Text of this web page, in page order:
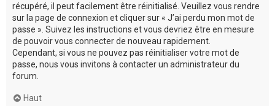
récupéré, il peut facilement être réinitialisé. Veuillez vous rendre
sur la page de connexion et cliquer sur « J’ai perdu mon mot de
passe ». Suivez les instructions et vous devriez être en mesure
de pouvoir vous connecter de nouveau rapidement.
Cependant, si vous ne pouvez pas réinitialiser votre mot de
passe, nous vous invitons à contacter un administrateur du
forum.
Haut